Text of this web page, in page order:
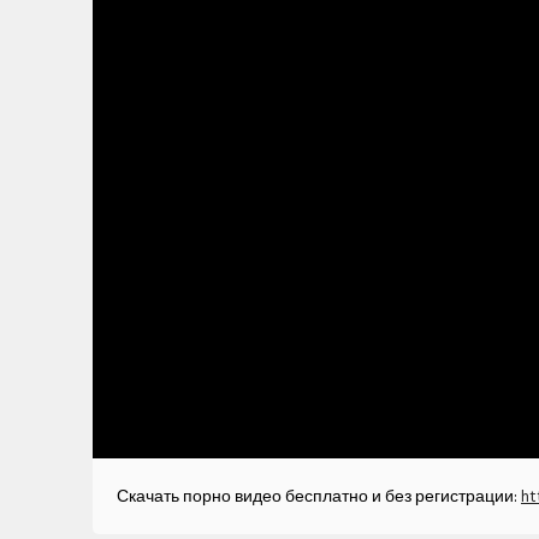
Скачать порно видео бесплатно и без регистрации: